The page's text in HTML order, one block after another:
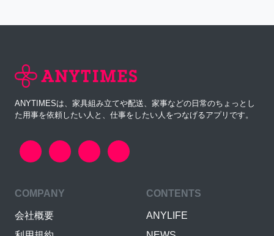
ANYTIMESは、家具組み立てや配送、家事などの日常のちょっとし
た用事を依頼したい人と、仕事をしたい人をつなげるアプリです。
COMPANY
会社概要
CONTENTS
ANYLIFE